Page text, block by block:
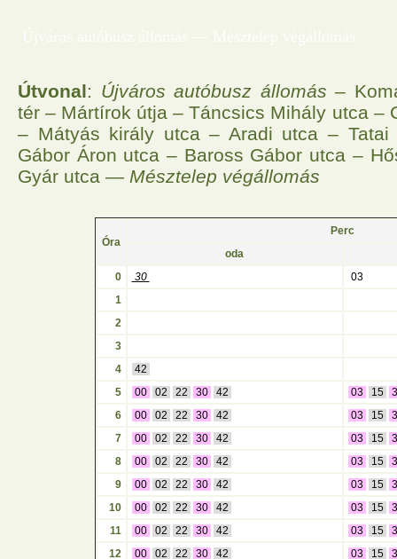
Útvonal: Újváros autóbusz állomás –
tér – Mártírok útja – Táncsics Mihály utca –
– Mátyás király utca – Aradi utca –
Gábor Áron utca – Baross Gábor utca –
Gyár utca — Mésztelep végállomás
Óra
Perc
oda
0
30
03
1
2
3
4
42
5
00 02 22 30 42 03 15
6
00 02 22 30 42 03 15
7
00 02 22 30 42 03 15
8
00 02 22 30 42 03 15
9
00 02 22 30 42 03 15
10
00 02 22 30 42 03 15
11
00 02 22 30 42 03 15
12
00 02 22 30 42 03 15